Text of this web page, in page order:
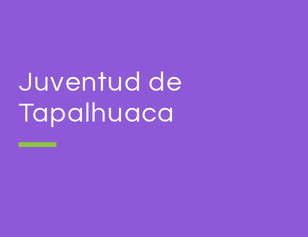
Juventud de
Tapalhuaca